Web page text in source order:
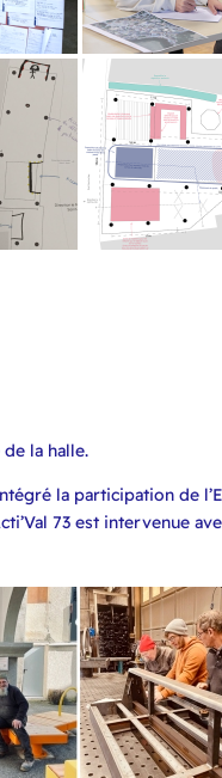
la halle.
la participation de
73 est intervenue